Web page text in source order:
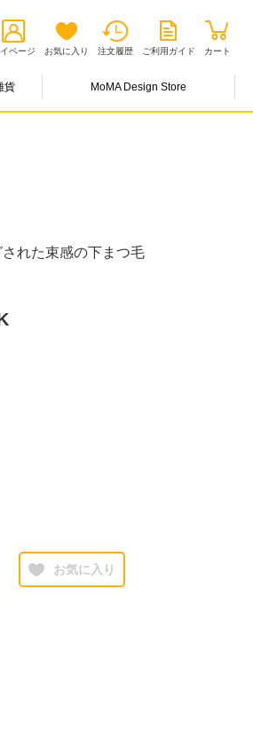
ページ お気に入り 注文履歴 ご利用ガイド カート
貨 MoMA Design Store
れた束感の下まつ毛
お気に入り